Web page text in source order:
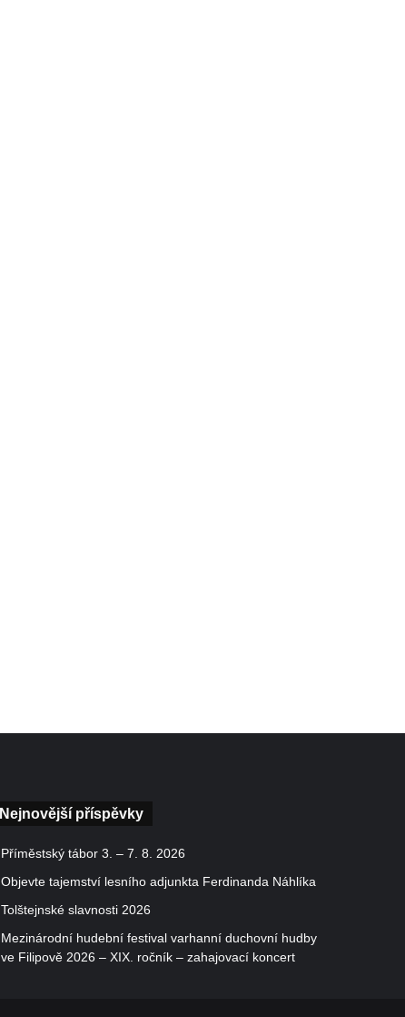
Nejnovější příspěvky
Příměstský tábor 3. – 7. 8. 2026
Objevte tajemství lesního adjunkta Ferdinanda Náhlíka
Tolštejnské slavnosti 2026
Mezinárodní hudební festival varhanní duchovní hudby
ve Filipově 2026 – XIX. ročník – zahajovací koncert